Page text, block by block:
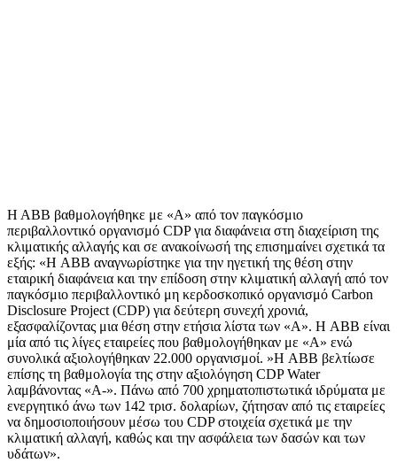
Η ΑΒΒ βαθμολογήθηκε με «Α» από τον παγκόσμιο
περιβαλλοντικό οργανισμό CDP για διαφάνεια στη διαχείριση της
κλιματικής αλλαγής και σε ανακοίνωσή της επισημαίνει σχετικά τα
εξής: «Η ABB αναγνωρίστηκε για την ηγετική της θέση στην
εταιρική διαφάνεια και την επίδοση στην κλιματική αλλαγή από τον
παγκόσμιο περιβαλλοντικό μη κερδοσκοπικό οργανισμό Carbon
Disclosure Project (CDP) για δεύτερη συνεχή χρονιά,
εξασφαλίζοντας μια θέση στην ετήσια λίστα των «Α». Η ABB είναι
μία από τις λίγες εταιρείες που βαθμολογήθηκαν με «Α» ενώ
συνολικά αξιολογήθηκαν 22.000 οργανισμοί. »Η ABB βελτίωσε
επίσης τη βαθμολογία της στην αξιολόγηση CDP Water
λαμβάνοντας «Α-». Πάνω από 700 χρηματοπιστωτικά ιδρύματα με
ενεργητικό άνω των 142 τρισ. δολαρίων, ζήτησαν από τις εταιρείες
να δημοσιοποιήσουν μέσω του CDP στοιχεία σχετικά με την
κλιματική αλλαγή, καθώς και την ασφάλεια των δασών και των
υδάτων».